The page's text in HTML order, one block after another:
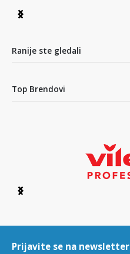
Item
5
Ranije ste gledali
Top Brendovi
Item
6
Prijavite se na newsletter